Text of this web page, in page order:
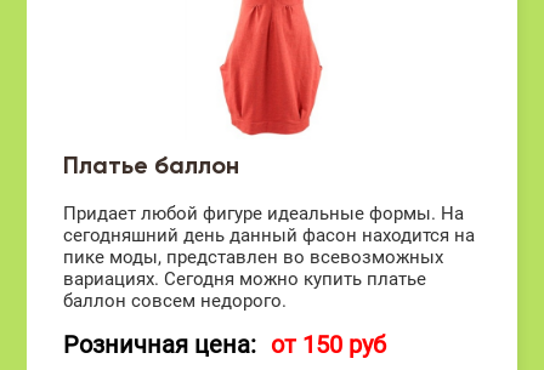
Платье баллон
Придает любой фигуре идеальные формы. На
сегодняшний день данный фасон находится на
пике моды, представлен во всевозможных
вариациях. Сегодня можно купить платье
баллон совсем недорого.
Розничная цена: от 150 руб